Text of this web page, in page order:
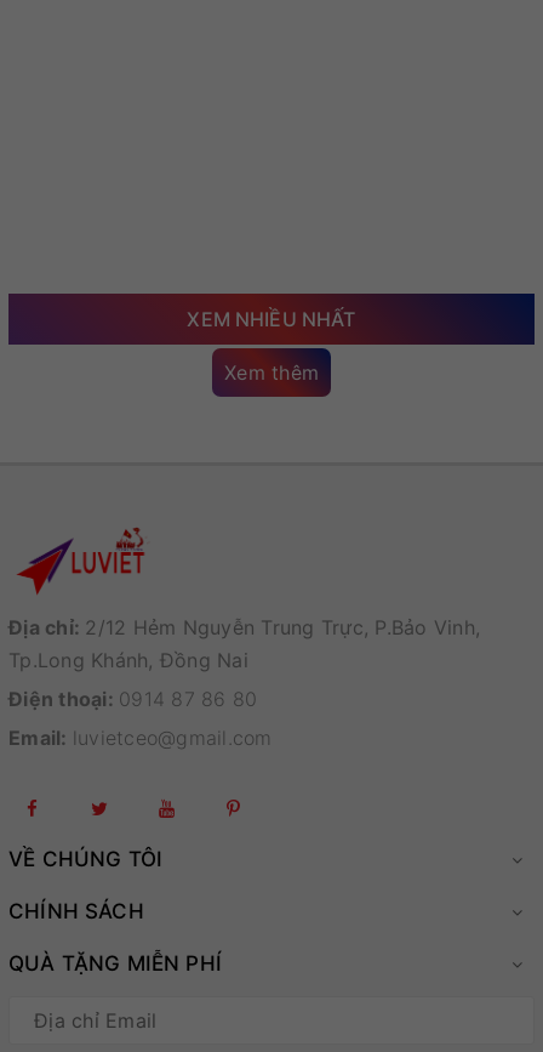
XEM NHIỀU NHẤT
Xem thêm
Địa chỉ: 2/12 Hẻm Nguyễn Trung Trực, P.Bảo Vinh,
Tp.Long Khánh, Đồng Nai
Điện thoại: 0914 87 86 80
Email: luvietceo@gmail.com
VỀ CHÚNG TÔI
CHÍNH SÁCH
QUÀ TẶNG MIỄN PHÍ